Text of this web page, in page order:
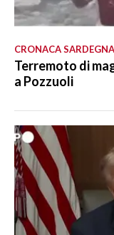
CRONACA SARDEGNA
Terremoto di
a Pozzuoli